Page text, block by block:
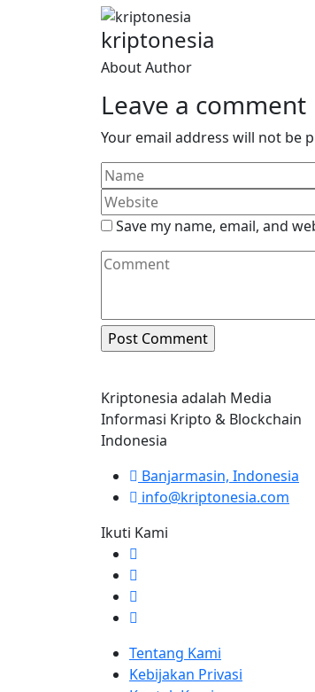
kriptonesia
About Author
Leave a comment
Your email address will not be
Save my name, email, and
Kriptonesia adalah Media
Informasi Kripto & Blockchain
Indonesia
Banjarmasin, Indonesia
info@kriptonesia.com
Ikuti Kami
Tentang Kami
Kebijakan Privasi